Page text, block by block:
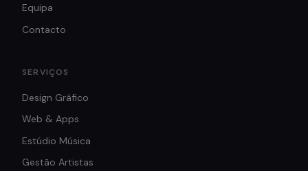
Equipa
Contacto
SERVIÇOS
Design Gráfico
Web & Apps
Estúdio Música
Gestão Artistas